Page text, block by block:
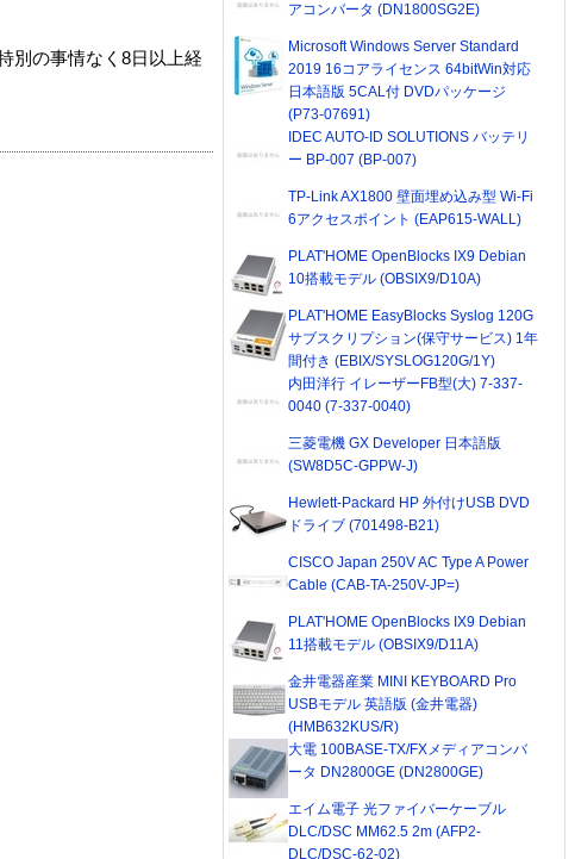
別の事情なく8日以上経
アコンバータ (DN1800SG2E)
Microsoft Windows Server Standard
2019 16コアライセンス 64bitWin対応
日本語版 5CAL付 DVDパッケージ
(P73-07691)
IDEC AUTO-ID SOLUTIONS バッテリ
ー BP-007 (BP-007)
TP-Link AX1800 壁面埋め込み型 Wi-Fi
6アクセスポイント (EAP615-WALL)
PLAT'HOME OpenBlocks IX9 Debian
10搭載モデル (OBSIX9/D10A)
PLAT'HOME EasyBlocks Syslog 120G
サブスクリプション(保守サービス) 1年
間付き (EBIX/SYSLOG120G/1Y)
内田洋行 イレーザーFB型(大) 7-337-
0040 (7-337-0040)
三菱電機 GX Developer 日本語版
(SW8D5C-GPPW-J)
Hewlett-Packard HP 外付けUSB DVD
ドライブ (701498-B21)
CISCO Japan 250V AC Type A Power
Cable (CAB-TA-250V-JP=)
PLAT'HOME OpenBlocks IX9 Debian
11搭載モデル (OBSIX9/D11A)
金井電器産業 MINI KEYBOARD Pro
USBモデル 英語版 (金井電器)
(HMB632KUS/R)
大電 100BASE-TX/FXメディアコンバ
ータ DN2800GE (DN2800GE)
エイム電子 光ファイバーケーブル
DLC/DSC MM62.5 2m (AFP2-
DLC/DSC-62-02)